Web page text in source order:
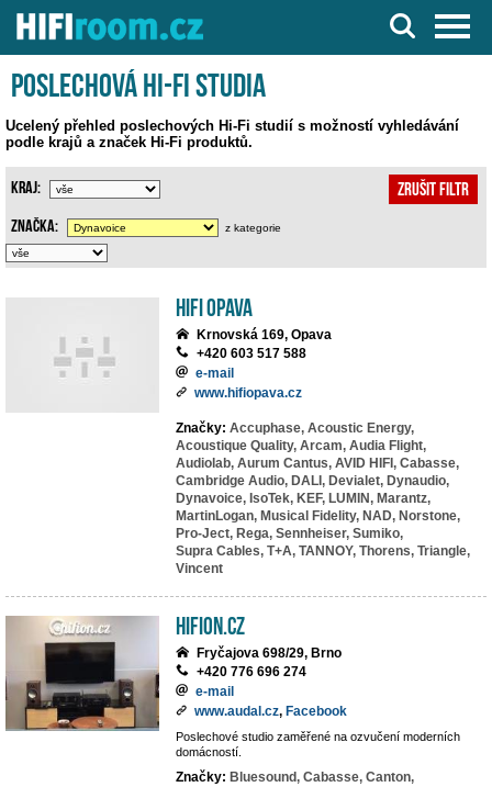
Server o Hi-Fi a AV technice
Poslechová Hi-Fi studia
Ucelený přehled poslechových Hi-Fi studií s možností vyhledávání
podle krajů a značek Hi-Fi produktů.
Zrušit filtr
Kraj:
Značka: z kategorie
HIFI Opava
Krnovská 169, Opava
+420 603 517 588
e-mail
www.hifiopava.cz
Značky: Accuphase, Acoustic Energy,
Acoustique Quality, Arcam, Audia Flight,
Audiolab, Aurum Cantus, AVID HIFI, Cabasse,
Cambridge Audio, DALI, Devialet, Dynaudio,
Dynavoice, IsoTek, KEF, LUMIN, Marantz,
MartinLogan, Musical Fidelity, NAD, Norstone,
Pro-Ject, Rega, Sennheiser, Sumiko,
Supra Cables, T+A, TANNOY, Thorens, Triangle,
Vincent
hifion.cz
Fryčajova 698/29, Brno
+420 776 696 274
e-mail
www.audal.cz, Facebook
Poslechové studio zaměřené na ozvučení moderních
domácností.
Značky: Bluesound, Cabasse, Canton,